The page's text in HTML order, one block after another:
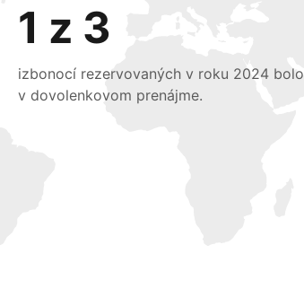
1 z 3
izbonocí rezervovaných v roku 2024 bolo
v dovolenkovom prenájme.